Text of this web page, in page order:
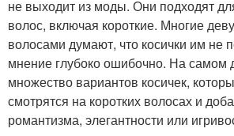
не выходит из моды. Они подходят
волос, включая короткие. Многие
волосами думают, что косички им не
мнение глубоко ошибочно. На самом
множество вариантов косичек,
смотрятся на коротких волосах и
романтизма, элегантности или